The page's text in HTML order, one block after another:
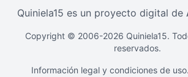
Quiniela15 es un proyecto digital de
Copyright © 2006-2026 Quiniela15.
reservados.
Información legal y condiciones de uso.